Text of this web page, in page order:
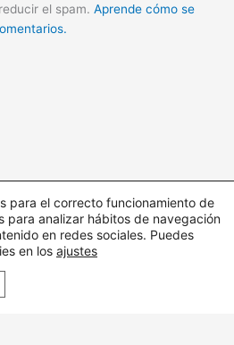
el spam.Aprende cómo se
Cuidando | Funciona gracias aTema
para WordPress
para el correcto funcionamiento de
para analizar hábitos de navegación
en redes sociales. Puedes
en los ajustes